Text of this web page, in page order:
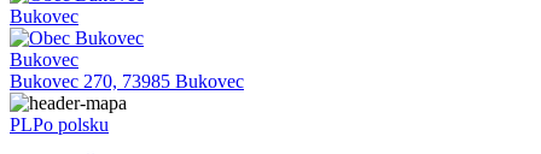
Bukovec
Bukovec
Bukovec 270, 73985 Bukovec
PLPo polsku